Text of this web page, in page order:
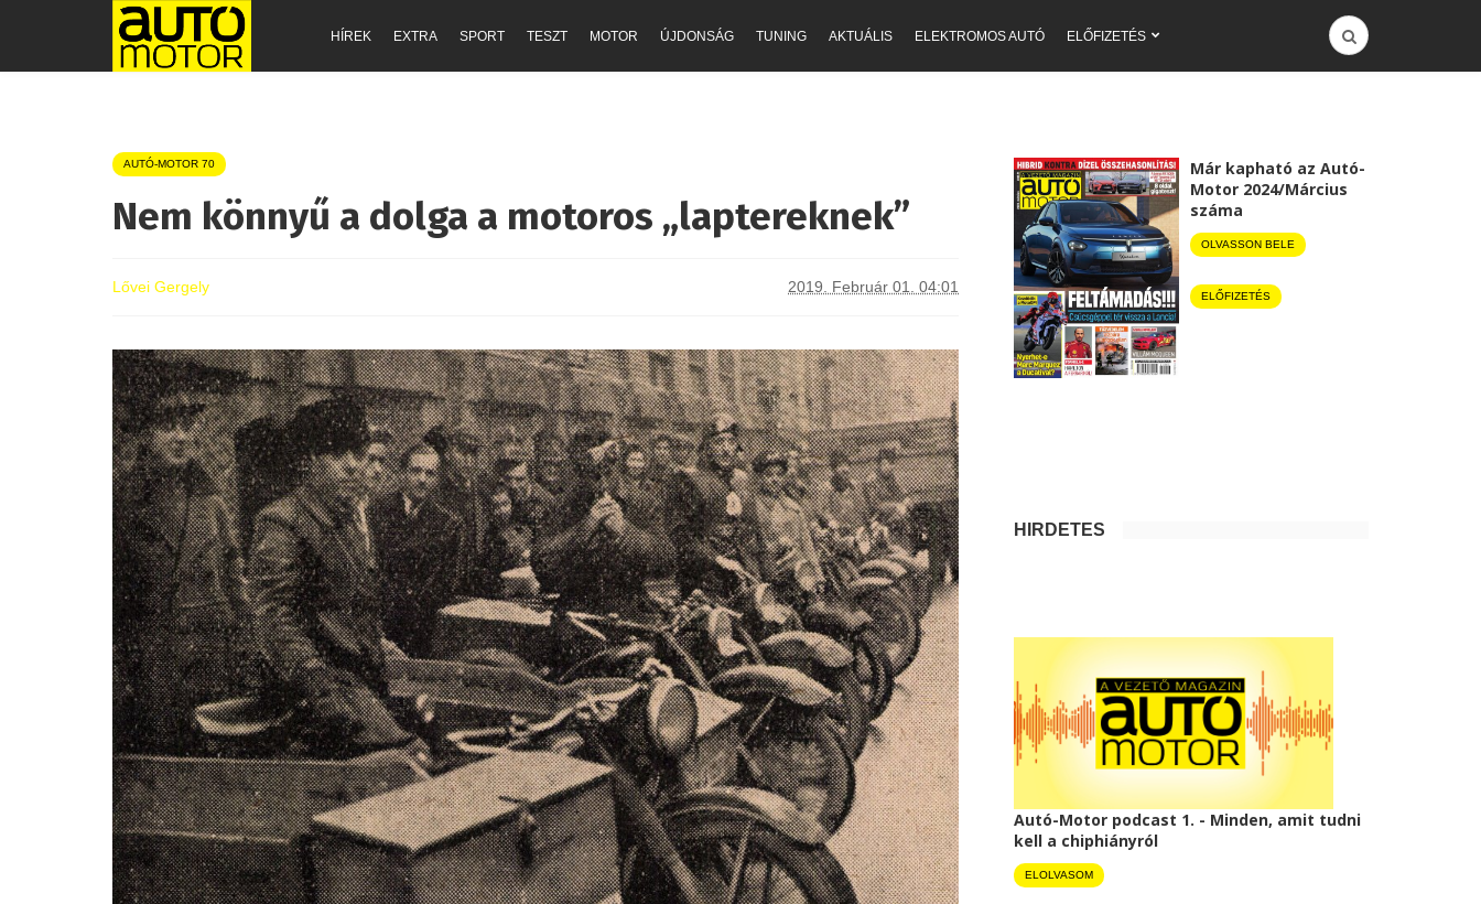
HÍREK EXTRA SPORT TESZT MOTOR ÚJDONSÁG TUNING AKTUÁLIS ELEKTROMOS AUTÓ ELŐFIZETÉS
AUTÓ-MOTOR 70
Nem könnyű a dolga a motoros „laptereknek”
Lővei Gergely 2019. Február 01. 04:01
Már kapható az Autó-
Motor 2024/Március
száma
OLVASSON BELE
ELŐFIZETÉS
HIRDETÉS
Autó-Motor podcast 1. - Minden, amit tudni
kell a chiphiányról
ELOLVASOM